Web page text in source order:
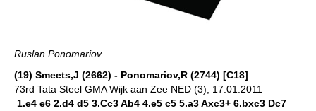
Ruslan Ponomariov
(19) Smeets,J (2662) - Ponomariov,R (2744) [C18]
73rd Tata Steel GMA Wijk aan Zee NED (3), 17.01.2011
1.e4 e6 2.d4 d5 3.Cc3 Ab4 4.e5 c5 5.a3 Axc3+ 6.bxc3 Dc7